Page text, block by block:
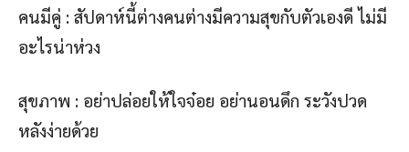
คนมีคู่ : สัปดาห์นี้ต่างคนต่างมีความสุขกับตัวเองดี ไม่มี
อะไรน่าห่วง
สุขภาพ : อย่าปล่อยให้ใจจ๋อย อย่านอนดึก ระวังปวด
หลังง่ายด้วย